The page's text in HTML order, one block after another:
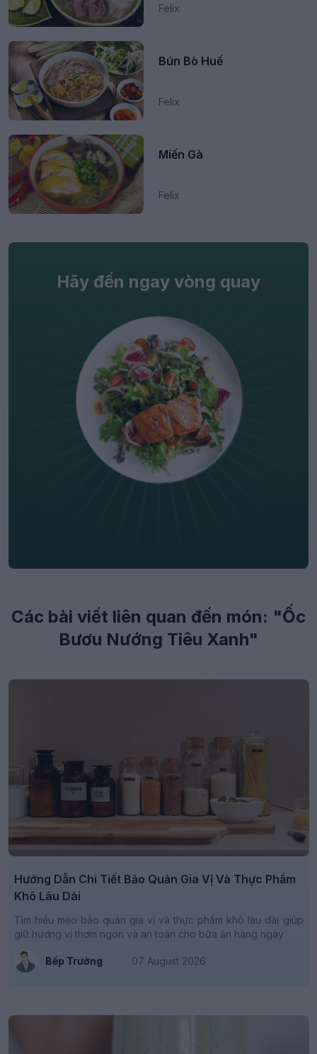
Felix
Bún Bò Huế
Felix
Miến Gà
Felix
Hãy đến ngay vòng quay
Các bài viết liên quan đến món: "Ốc
Bươu Nướng Tiêu Xanh"
Hướng Dẫn Chi Tiết Bảo Quản Gia Vị Và Thực Phẩm
Khô Lâu Dài
Tìm hiểu mẹo bảo quản gia vị và thực phẩm khô lâu dài giúp
giữ hương vị thơm ngon và an toàn cho bữa ăn hàng ngày
Bếp Trưởng 07 August 2026